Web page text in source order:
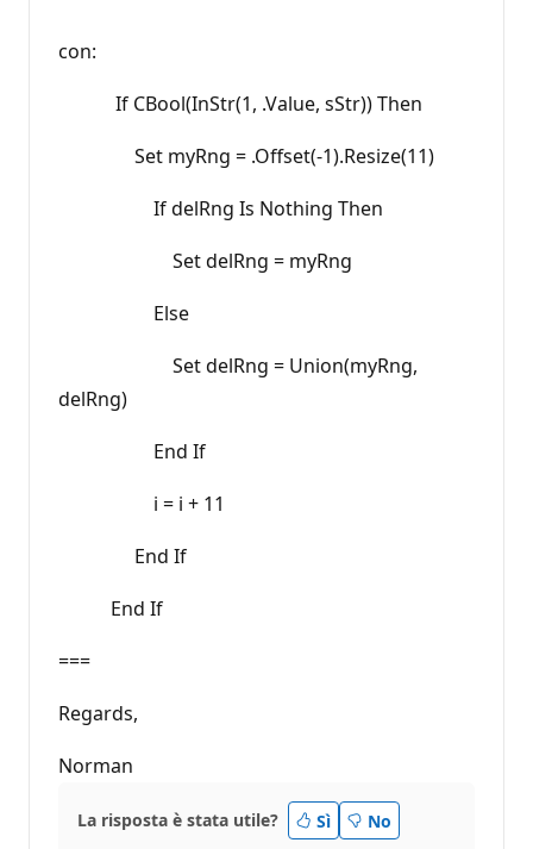
con:
If CBool(InStr(1, .Value, sStr)) Then
Set myRng = .Offset(-1).Resize(11)
If delRng Is Nothing Then
Set delRng = myRng
Else
Set delRng = Union(myRng,
delRng)
End If
i = i + 11
End If
End If
===
Regards,
Norman
La risposta è stata utile? Sì No